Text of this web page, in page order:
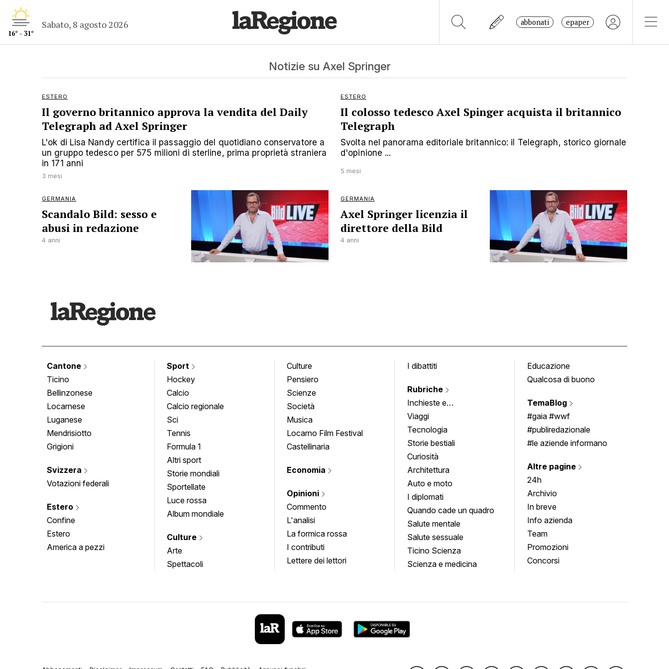
16° - 31°
Sabato, 8 agosto 2026 abbonati epaper
Notizie su Axel Springer
ESTERO
Il governo britannico approva la vendita del Daily
Telegraph ad Axel Springer
L'ok di Lisa Nandy certifica il passaggio del quotidiano conservatore a
un gruppo tedesco per 575 milioni di sterline, prima proprietà straniera
in 171 anni
3 mesi
ESTERO
Il colosso tedesco Axel Spinger acquista il britannico
Telegraph
Svolta nel panorama editoriale britannico: il Telegraph, storico giornale
d'opinione ...
5 mesi
GERMANIA
Scandalo Bild: sesso e
abusi in redazione
4 anni
GERMANIA
Axel Springer licenzia il
direttore della Bild
4 anni
Cantone
Ticino
Bellinzonese
Locarnese
Luganese
Mendrisiotto
Grigioni
Svizzera
Votazioni federali
Estero
Confine
Estero
America a pezzi
Sport
Hockey
Calcio
Calcio regionale
Sci
Tennis
Formula 1
Altri sport
Storie mondiali
Sportellate
Luce rossa
Album mondiale
Culture
Arte
Spettacoli
Culture
Pensiero
Scienze
Società
Musica
Locarno Film Festival
Castellinaria
Economia
Opinioni
Commento
L'analisi
La formica rossa
I contributi
Lettere dei lettori
I dibattiti
Rubriche
Inchieste e
approfondimenti
Viaggi
Tecnologia
Storie bestiali
Curiosità
Architettura
Auto e moto
I diplomati
Quando cade un quadro
Salute mentale
Salute sessuale
Ticino Scienza
Scienza e medicina
Educazione
Qualcosa di buono
TemaBlog
#gaia #wwf
#publiredazionale
#le aziende informano
Altre pagine
24h
Archivio
In breve
Info azienda
Team
Promozioni
Concorsi